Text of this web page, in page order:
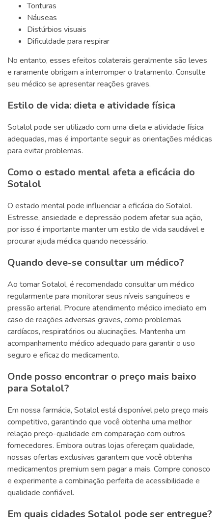
Tonturas
Náuseas
Distúrbios visuais
Dificuldade para respirar
No entanto, esses efeitos colaterais geralmente são leves
e raramente obrigam a interromper o tratamento. Consulte
seu médico se apresentar reações graves.
Estilo de vida: dieta e atividade física
Sotalol pode ser utilizado com uma dieta e atividade física
adequadas, mas é importante seguir as orientações médicas
para evitar problemas.
Como o estado mental afeta a eficácia do
Sotalol
O estado mental pode influenciar a eficácia do Sotalol.
Estresse, ansiedade e depressão podem afetar sua ação,
por isso é importante manter um estilo de vida saudável e
procurar ajuda médica quando necessário.
Quando deve-se consultar um médico?
Ao tomar Sotalol, é recomendado consultar um médico
regularmente para monitorar seus níveis sanguíneos e
pressão arterial. Procure atendimento médico imediato em
caso de reações adversas graves, como problemas
cardíacos, respiratórios ou alucinações. Mantenha um
acompanhamento médico adequado para garantir o uso
seguro e eficaz do medicamento.
Onde posso encontrar o preço mais baixo
para Sotalol?
Em nossa farmácia, Sotalol está disponível pelo preço mais
competitivo, garantindo que você obtenha uma melhor
relação preço-qualidade em comparação com outros
fornecedores. Embora outras lojas ofereçam qualidade,
nossas ofertas exclusivas garantem que você obtenha
medicamentos premium sem pagar a mais. Compre conosco
e experimente a combinação perfeita de acessibilidade e
qualidade confiável.
Em quais cidades Sotalol pode ser entregue?